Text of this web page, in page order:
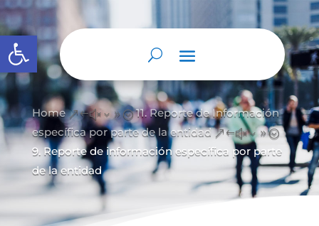
Abrir barra de herramientas
Home &#x39; 11. Reporte de Información
específica por parte de la entidad &#x39;
9. Reporte de información específica por parte
de la entidad